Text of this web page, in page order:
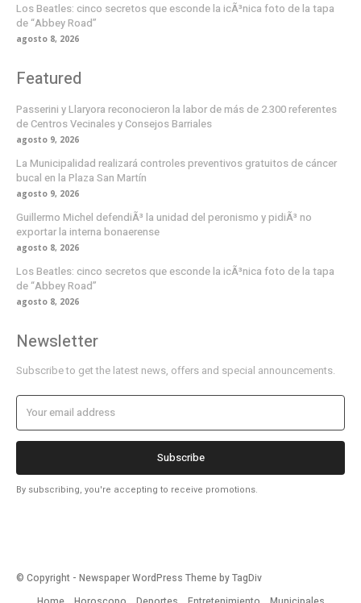
Los Beatles: cinco secretos que esconde la icÃ³nica foto de la tapa
de “Abbey Road”
agosto 8, 2026
Featured
Passerini y Llaryora reconocieron la labor de más de 2.300 referentes
de Centros Vecinales y Consejos Barriales
agosto 9, 2026
La Municipalidad realizará controles preventivos gratuitos de cáncer
bucal en la Plaza San Martín
agosto 9, 2026
Guillermo Michel defendiÃ³ la unidad del peronismo y pidiÃ³ no
exportar la interna bonaerense
agosto 8, 2026
Los Beatles: cinco secretos que esconde la icÃ³nica foto de la tapa
de “Abbey Road”
agosto 8, 2026
Newsletter
Subscribe to get the latest news, offers and special announcements.
Subscribe
By subscribing, you're accepting to receive promotions.
© Copyright - Newspaper WordPress Theme by TagDiv